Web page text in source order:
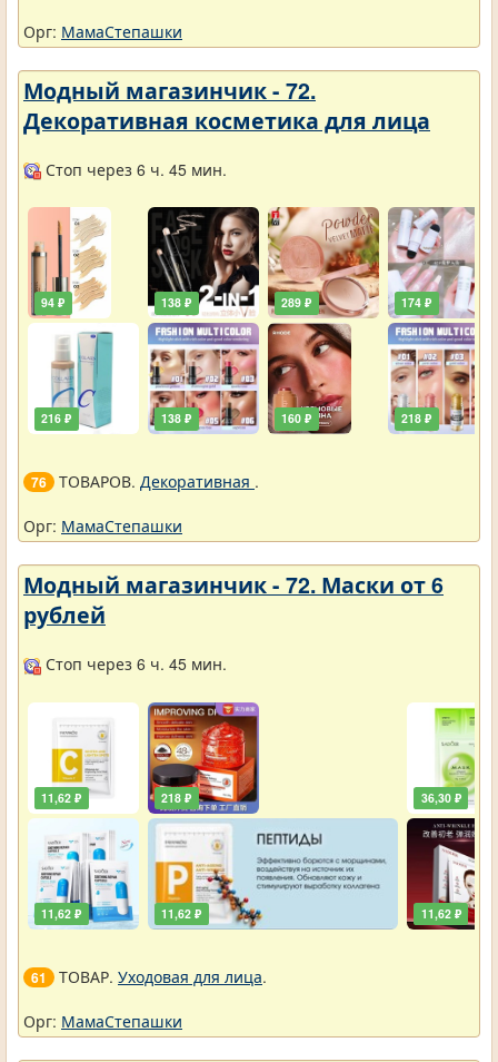
Орг: МамаСтепашки
Модный магазинчик - 72.
Декоративная косметика для лица
Стоп через 6 ч. 45 мин.
94 ₽
216 ₽
138 ₽
138 ₽
289 ₽
160 ₽
174 ₽
218 ₽
76 ТОВАРОВ. Декоративная .
Орг: МамаСтепашки
Модный магазинчик - 72. Маски от 6
рублей
Стоп через 6 ч. 45 мин.
11,62 ₽
11,62 ₽
218 ₽
11,62 ₽
36,30 ₽
11,62 ₽
61 ТОВАР. Уходовая для лица.
Орг: МамаСтепашки